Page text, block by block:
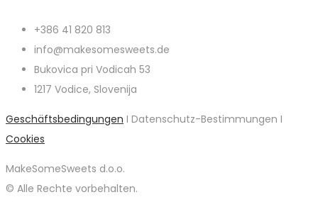
+386 41 820 813
info@makesomesweets.de
Bukovica pri Vodicah 53
1217 Vodice, Slovenija
Geschäftsbedingungen I Datenschutz-Bestimmungen I
Cookies
MakeSomeSweets d.o.o.
© Alle Rechte vorbehalten.